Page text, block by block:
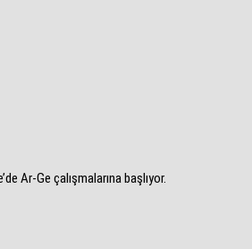
Ar-Ge çalışmalarına başlıyor.